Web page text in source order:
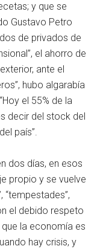
y que se
Gustavo Petro
de privados de
el ahorro de
ante el
hubo algarabía
el 55% de la
decir del stock del
país”.
dos días, en esos
propio y se vuelve
“tempestades”,
el debido respeto
la economía es
hay crisis, y